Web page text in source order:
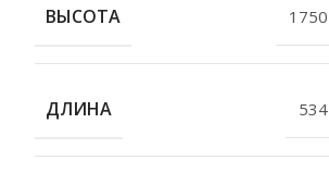
ВЫСОТА 1750
ДЛИНА 534